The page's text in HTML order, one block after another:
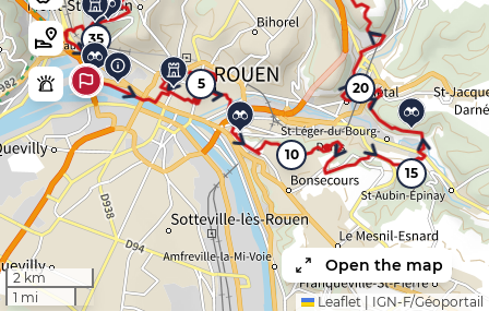
5
10
15
20
35
2 km
1 mi
Open the map
Leaflet IGN-F/Géoportail